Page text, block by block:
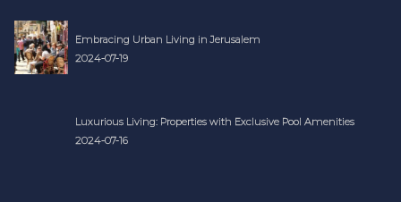
Embracing Urban Living in Jerusalem
2024-07-19
Luxurious Living: Properties with Exclusive Pool Amenities
2024-07-16